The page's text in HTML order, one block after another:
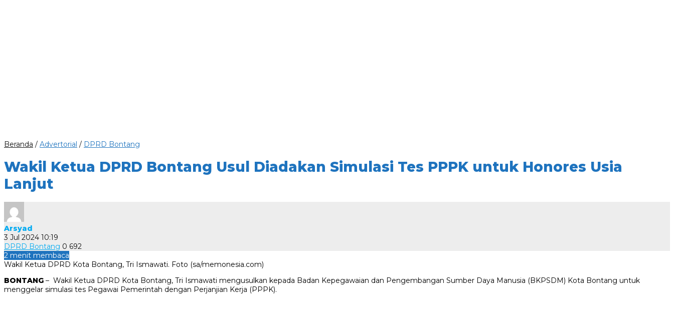
Beranda / Advertorial / DPRD Bontang
Wakil Ketua DPRD Bontang Usul Diadakan Simulasi Tes PPPK untuk Honores Usia
Lanjut
Arsyad
3 Jul 2024 10:19
DPRD Bontang 0 692
2 menit membaca
Wakil Ketua DPRD Kota Bontang, Tri Ismawati. Foto (sa/memonesia.com)
BONTANG – Wakil Ketua DPRD Kota Bontang, Tri Ismawati mengusulkan kepada Badan Kepegawaian dan Pengembangan Sumber Daya Manusia (BKPSDM) Kota Bontang untuk
menggelar simulasi tes Pegawai Pemerintah dengan Perjanjian Kerja (PPPK).